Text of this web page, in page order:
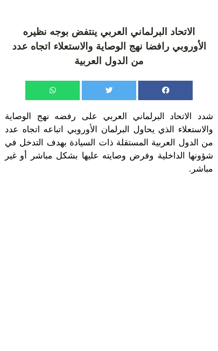
الاتحاد البرلماني العربي ينتفض بوجه نظيره
الأوروبي رافضا نهج الوصاية والاستعلاء اتجاه عدد
من الدول العربية
شدد الاتحاد البرلماني العربي على رفضه نهج الوصاية
والاستعلاء الذي يحاول البرلمان الأوروبي اتباعه اتجاه عدد
من الدول العربية المستقلة ذات السيادة بهدف التدخل في
شؤونها الداخلية وفرض وصايته عليها بشكل مباشر أو غير
مباشر.